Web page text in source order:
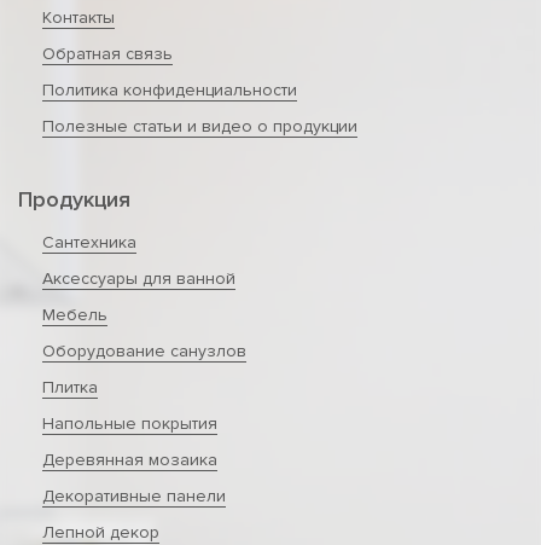
Контакты
Обратная связь
Политика конфиденциальности
Полезные статьи и видео о продукции
Продукция
Сантехника
Аксессуары для ванной
Мебель
Оборудование санузлов
Плитка
Напольные покрытия
Деревянная мозаика
Декоративные панели
Лепной декор